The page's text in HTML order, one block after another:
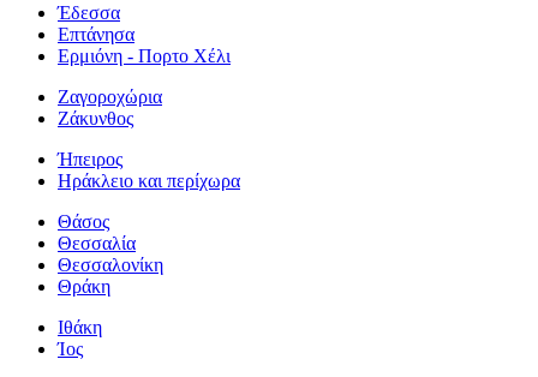
Έδεσσα
Επτάνησα
Ερμιόνη - Πορτο Χέλι
Ζαγοροχώρια
Ζάκυνθος
Ήπειρος
Ηράκλειο και περίχωρα
Θάσος
Θεσσαλία
Θεσσαλονίκη
Θράκη
Ιθάκη
Ίος